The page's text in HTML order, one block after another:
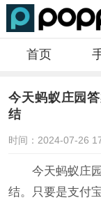
首页
今天蚂蚁庄园
结
时间：2024-07-26
今天蚂蚁庄园
结。只要是支付